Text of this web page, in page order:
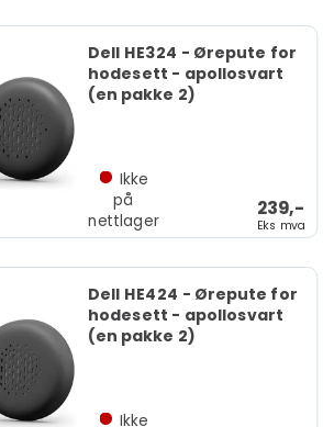
Dell HE324 - Ørepute for
hodesett - apollosvart
(en pakke 2)
239,-
Eks mva
Ikke
på
nettlager
Dell HE424 - Ørepute for
hodesett - apollosvart
(en pakke 2)
Ikke